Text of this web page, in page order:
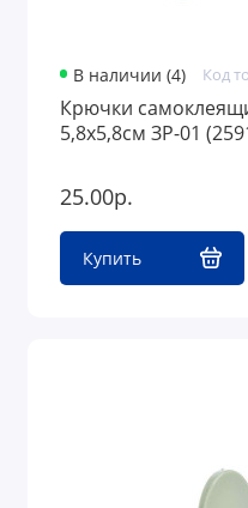
В наличии (4) Код
Крючки
5,8х5,8см ЗР-01
25.00р.
Купить